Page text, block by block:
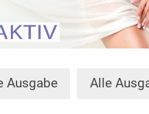
Ausgabe Alle